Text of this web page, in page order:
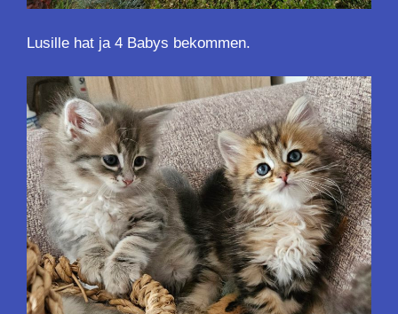
Lusille hat ja 4 Babys bekommen.